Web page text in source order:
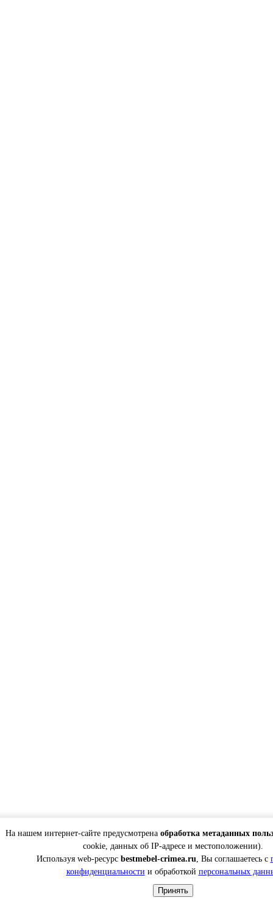
На нашем интернет-сайте предусмотрена обработка метаданных
cookie, данных об IP-адресе и местоположении).
Используя web-ресурс bestmebel-crimea.ru, Вы соглашаетесь с
конфиденциальности и обработкой персональных
Принять